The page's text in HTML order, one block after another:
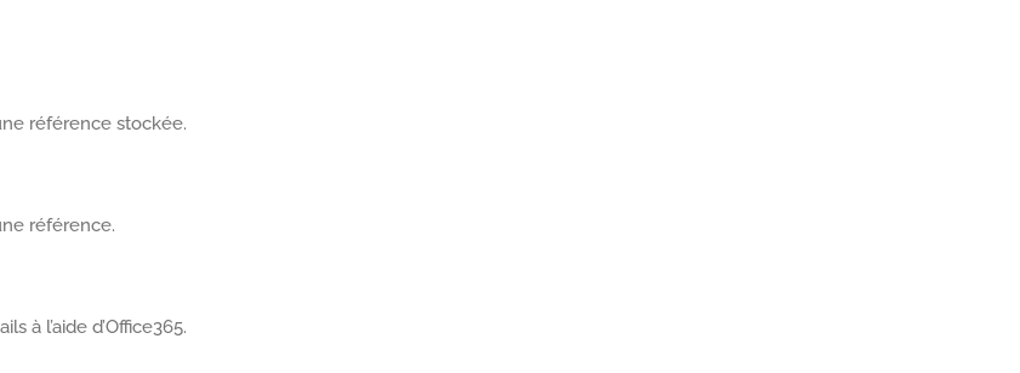
référence stockée.
référence.
à l’aide d’Office365.